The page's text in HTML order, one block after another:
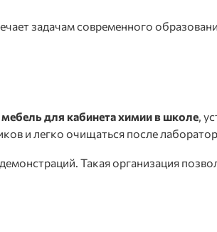
задачам современного
мебель для кабинета химии в школе,
и легко очищаться после
Такая организация